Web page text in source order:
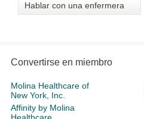
Hablar con una enfermera
Convertirse en miembro
Molina Healthcare of
New York, Inc.
Affinity by Molina